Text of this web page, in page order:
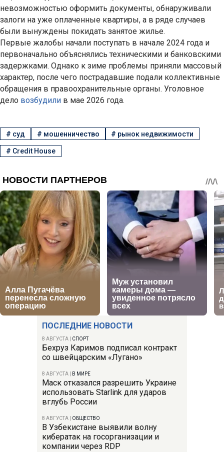
ПОСЛЕДНИЕ НОВОСТИ
8 АВГУСТА СПОРТ
Бехруз Каримов подписал контракт
со швейцарским «Лугано»
8 АВГУСТА В МИРЕ
Маск отказался разрешить Украине
использовать Starlink для ударов
вглубь России
8 АВГУСТА ОБЩЕСТВО
В Узбекистане выявили волну
кибератак на госорганизации и
компании через RDP
невозможностью оформить документы, обнаруживали
залоги на уже оплаченные квартиры, а в ряде случаев
были вынуждены покидать занятое жилье.
Первые жалобы начали поступать в начале 2024 года и
первоначально объяснялись техническими и банковскими
задержками. Однако к зиме проблемы приняли массовый
характер, после чего пострадавшие подали коллективные
обращения в правоохранительные органы. Уголовное
дело возбудили в мае 2026 года.
# суд # мошенничество # рынок недвижимости
# Credit House